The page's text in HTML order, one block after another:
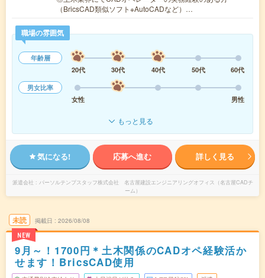
（BricsCAD類似ソフト※AutoCADなど）…
職場の雰囲気
年齢層
20代
30代 40代 50代
60代
男女比率
女性
男性
もっと見る
気になる! 応募へ進む 詳しく見る
派遣会社
パーソルテンプスタッフ株式会社 名古屋建設エンジニアリングオフィス（名古屋CADチ
ーム）
未読
NEW
掲載日 2026/08/08
9月～！1700円＊土木関係のCADオペ経験活か
せます！BricsCAD使用